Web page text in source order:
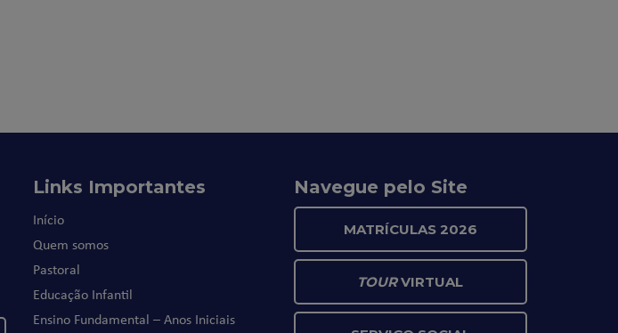
Links Importantes
Início
Quem somos
Pastoral
Educação Infantil
Ensino Fundamental – Anos Iniciais
Navegue pelo Site
MATRÍCULAS 2026
TOURVIRTUAL